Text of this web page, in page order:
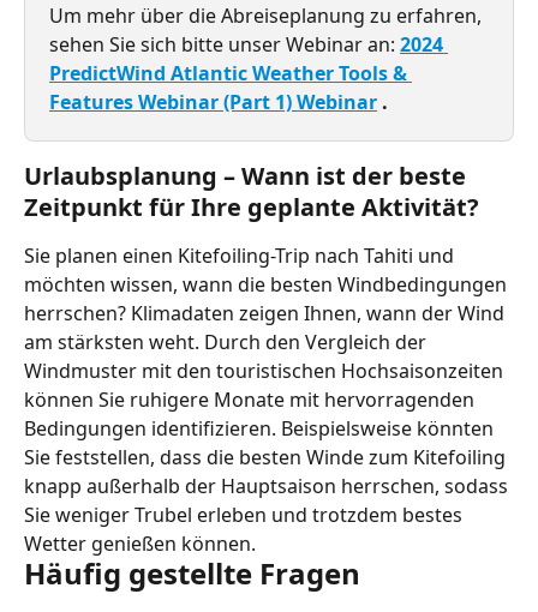
Um mehr über die Abreiseplanung zu erfahren,
sehen Sie sich bitte unser Webinar an: 2024
PredictWind Atlantic Weather Tools &
Features Webinar (Part 1) Webinar .
Urlaubsplanung – Wann ist der beste
Zeitpunkt für Ihre geplante Aktivität?
Sie planen einen Kitefoiling-Trip nach Tahiti und
möchten wissen, wann die besten Windbedingungen
herrschen? Klimadaten zeigen Ihnen, wann der Wind
am stärksten weht. Durch den Vergleich der
Windmuster mit den touristischen Hochsaisonzeiten
können Sie ruhigere Monate mit hervorragenden
Bedingungen identifizieren. Beispielsweise könnten
Sie feststellen, dass die besten Winde zum Kitefoiling
knapp außerhalb der Hauptsaison herrschen, sodass
Sie weniger Trubel erleben und trotzdem bestes
Wetter genießen können.
Häufig gestellte Fragen